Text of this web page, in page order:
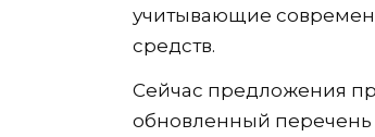
учитывающие
средств.
Сейчас предложения
обновленный перечень